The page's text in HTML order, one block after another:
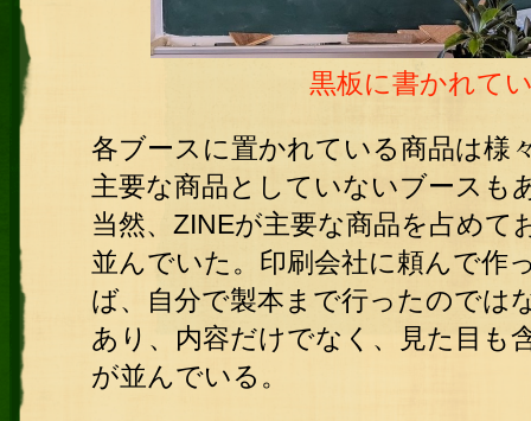
黒板に書かれて
各ブースに置かれている商品は様
主要な商品としていないブースも
当然、ZINEが主要な商品を占めて
並んでいた。印刷会社に頼んで作
ば、自分で製本まで行ったのでは
あり、内容だけでなく、見た目も
が並んでいる。